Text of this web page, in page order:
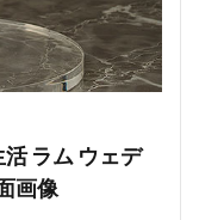
ラム ウェデ
画像